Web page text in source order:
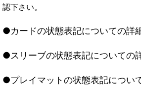
認下さい。
●カードの状態表記についての詳
●スリーブの状態表記についての
●プレイマットの状態表記につい